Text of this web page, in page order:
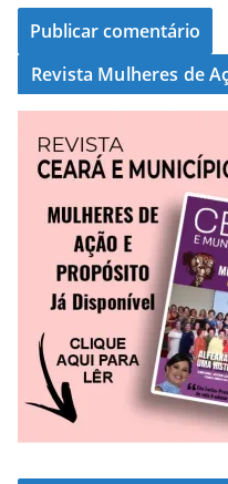
Revista Mulheres de